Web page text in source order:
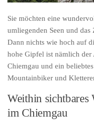
Sie möchten eine
umliegenden Seen und
Dann nichts wie hoch auf
hohe Gipfel ist nämlich der
Chiemgau und ein
Mountainbiker und
Weithin sichtbares
im Chiemgau